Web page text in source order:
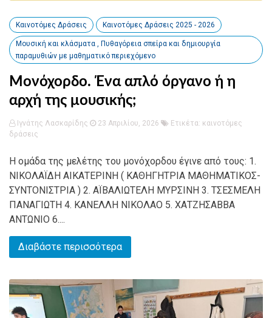
Καινοτόμες Δράσεις Καινοτόμες Δράσεις 2025 - 2026
Μουσική και κλάσματα , Πυθαγόρεια σπείρα και δημιουργία
παραμυθιών με μαθηματικό περιεχόμενο
Μονόχορδο. Ένα απλό όργανο ή η
αρχή της μουσικής;
Ιγνάτης Λασκαρίδης 23 Απριλίου, 2026 Ετικέτα: καινοτόμες
δράσεις
Η ομάδα της μελέτης του μονόχορδου έγινε από τους: 1.
ΝΙΚΟΛΑΪΔΗ ΑΙΚΑΤΕΡΙΝΗ ( ΚΑΘΗΓΗΤΡΙΑ ΜΑΘΗΜΑΤΙΚΟΣ-
ΣΥΝΤΟΝΙΣΤΡΙΑ ) 2. ΑΪΒΑΛΙΩΤΕΛΗ ΜΥΡΣΙΝΗ 3. ΤΣΕΣΜΕΛΗ
ΠΑΝΑΓΙΩΤΗ 4. ΚΑΝΕΛΛΗ ΝΙΚΟΛΑΟ 5. ΧΑΤΖΗΣΑΒΒΑ
ΑΝΤΩΝΙΟ 6....
Διαβάστε περισσότερα